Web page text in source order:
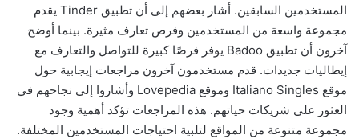
المستخدمين السابقين. أشار بعضهم إلى أن تطبيق Tinder يقدم
مجموعة واسعة من المستخدمين وفرص تعارف مثيرة. بينما أوضح
آخرون أن تطبيق Badoo يوفر فرصًا كبيرة للتواصل والتعارف مع
إيطاليات جديدات. قدم مستخدمون آخرون مراجعات إيجابية حول
موقع Italiano Singles وموقع Lovepedia وأشاروا إلى نجاحهم في
العثور على شريكات حياتهم. هذه المراجعات تؤكد أهمية وجود
مجموعة متنوعة من المواقع لتلبية احتياجات المستخدمين المختلفة.